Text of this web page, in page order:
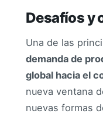
Desafíos y
Una de las
demanda de
global hacia el
nueva ventana
nuevas formas